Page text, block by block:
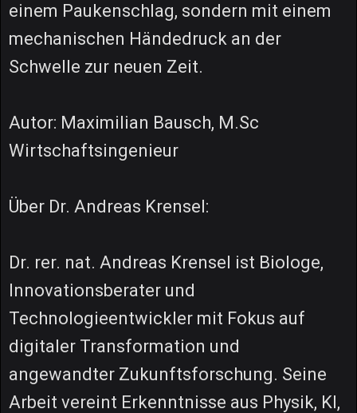
einem Paukenschlag, sondern mit einem
mechanischen Händedruck an der
Schwelle zur neuen Zeit.
Autor: Maximilian Bausch, M.Sc
Wirtschaftsingenieur
Über Dr. Andreas Krensel:
Dr. rer. nat. Andreas Krensel ist Biologe,
Innovationsberater und
Technologieentwickler mit Fokus auf
digitaler Transformation und
angewandter Zukunftsforschung. Seine
Arbeit vereint Erkenntnisse aus Physik, KI,